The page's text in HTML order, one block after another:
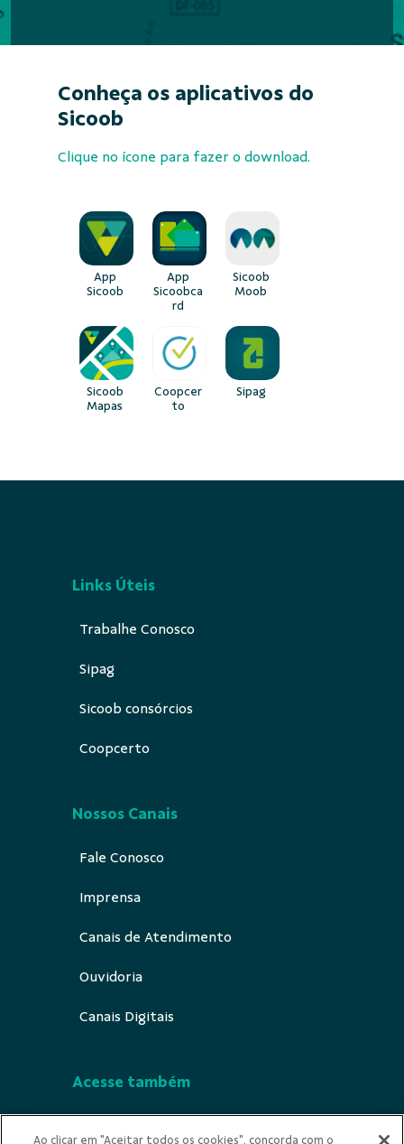
Conheça os aplicativos do
Sicoob
Clique no ícone para fazer o download.
App
Sicoob
App
Sicoobca
rd
Sicoob
Moob
Sicoob
Mapas
Coopcer
to
Sipag
Links Úteis
Trabalhe Conosco
Sipag
Sicoob consórcios
Coopcerto
Nossos Canais
Fale Conosco
Imprensa
Canais de Atendimento
Ouvidoria
Canais Digitais
Acesse também
Ao clicar em "Aceitar todos os cookies", concorda com o